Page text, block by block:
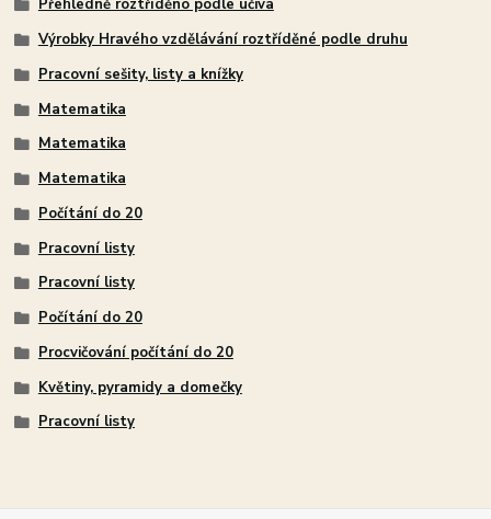
Přehledně roztříděno podle učiva
Výrobky Hravého vzdělávání roztříděné podle druhu
Pracovní sešity, listy a knížky
Matematika
Matematika
Matematika
Počítání do 20
Pracovní listy
Pracovní listy
Počítání do 20
Procvičování počítání do 20
Květiny, pyramidy a domečky
Pracovní listy